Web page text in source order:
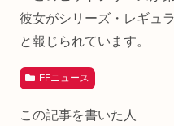
彼女がシリーズ・レギュ
と報じられています。
FFニュース
この記事を書いた人